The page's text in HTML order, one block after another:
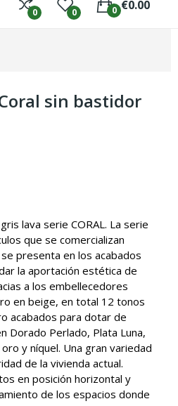
0 0 €0.00
0
sin bastidor
lava serie CORAL. La serie
que se comercializan
presenta en los acabados
la aportación estética de
a los embellecedores
en beige, en total 12 tonos
acabados para dotar de
Dorado Perlado, Plata Luna,
y níquel. Una gran variedad
de la vivienda actual.
en posición horizontal y
de los espacios donde